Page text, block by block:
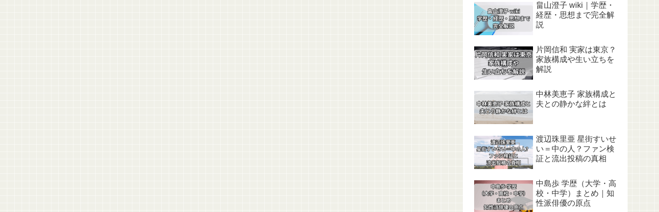
畠山澄子 wiki｜学歴・
経歴・思想まで完全解
説
片岡信和 実家は東京？
家族構成や生い立ちを
解説
中林美恵子 家族構成と
夫との静かな絆とは
渡辺珠里亜 星街すいせ
い＝中の人？ファン検
証と流出投稿の真相
中島歩 学歴（大学・高
校・中学）まとめ｜知
性派俳優の原点